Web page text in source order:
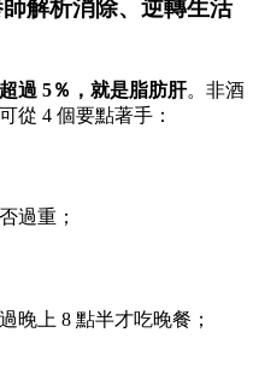
解析消除、逆轉生活
過 5％，就是脂肪肝。非酒
從 4 個要點著手：
過重；
晚上 8 點半才吃晚餐；